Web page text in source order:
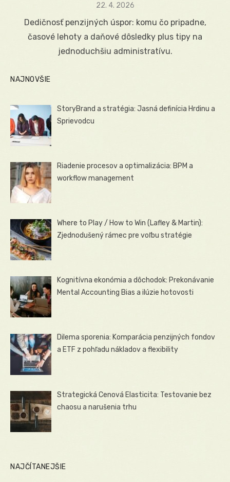
Posted
22. 4. 2026
Dedičnosť penzijných úspor: komu čo pripadne,
časové lehoty a daňové dôsledky plus tipy na
jednoduchšiu administratívu.
NAJNOVŠIE
StoryBrand a stratégia: Jasná definícia Hrdinu a
Sprievodcu
Riadenie procesov a optimalizácia: BPM a
workflow management
Where to Play / How to Win (Lafley & Martin):
Zjednodušený rámec pre voľbu stratégie
Kognitívna ekonómia a dôchodok: Prekonávanie
Mental Accounting Bias a ilúzie hotovosti
Dilema sporenia: Komparácia penzijných fondov
a ETF z pohľadu nákladov a flexibility
Strategická Cenová Elasticita: Testovanie bez
chaosu a narušenia trhu
NAJČÍTANEJŠIE